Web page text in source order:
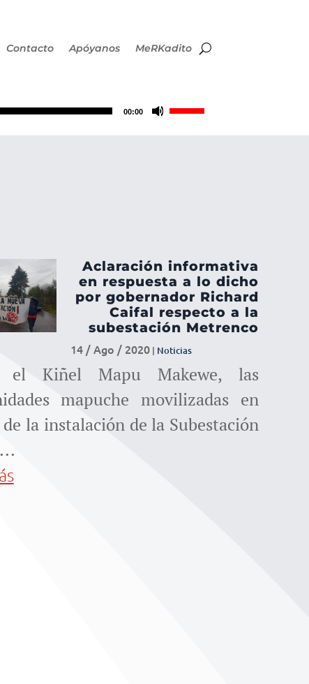
Contacto Apóyanos MeRKadito
00:00
Utiliza
arriba/abajo
para
aumentar
o
disminuir
Aclaración informativa
en respuesta a lo dicho
por gobernador Richard
Caifal respecto a la
subestación Metrenco
14 / Ago / 2020| Noticias
el Kiñel Mapu Makewe, las
mapuche movilizadas en
la instalación de la Subestación